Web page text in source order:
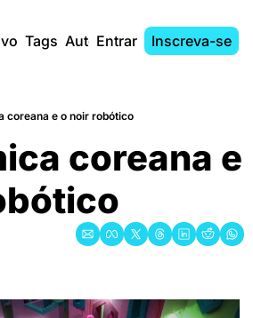
Tags AutoresEntrar Inscreva-se
coreana e o noir robótico
coreana e